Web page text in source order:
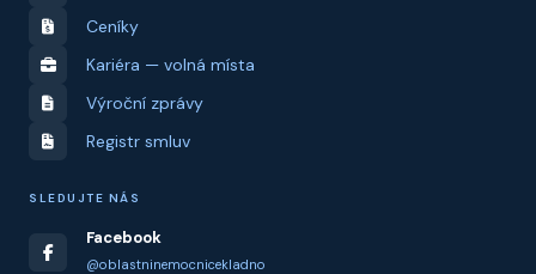
Ceníky
Kariéra — volná místa
Výroční zprávy
Registr smluv
SLEDUJTE NÁS
Facebook
@oblastninemocnicekladno